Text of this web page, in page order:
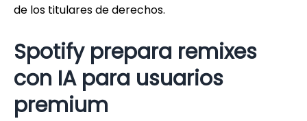
de los titulares de derechos.
Spotify prepara remixes
con IA para usuarios
premium